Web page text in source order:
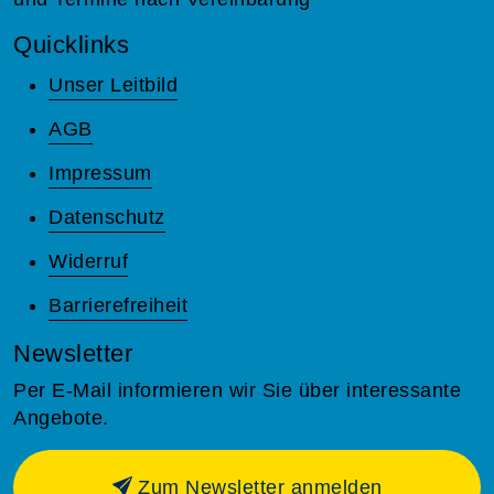
Quicklinks
Unser Leitbild
AGB
Impressum
Datenschutz
Widerruf
Barrierefreiheit
Newsletter
Per E-Mail informieren wir Sie über interessante
Angebote.
Zum Newsletter anmelden